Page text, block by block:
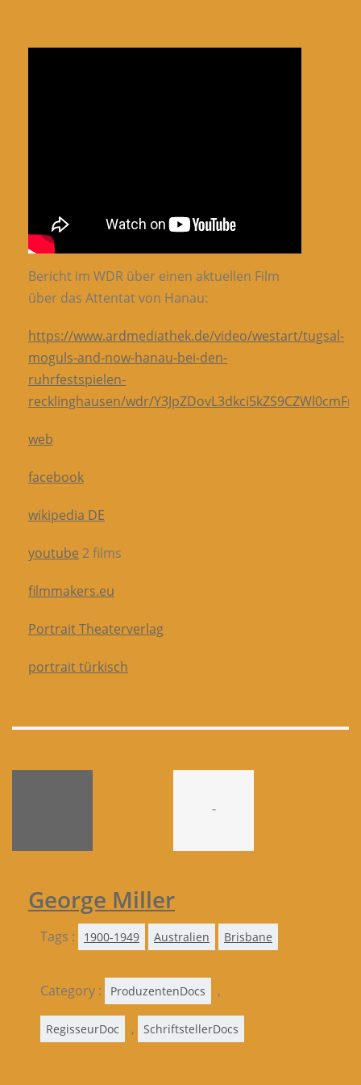
Bericht im WDR über einen aktuellen Film
über das Attentat von Hanau:
https://www.ardmediathek.de/video/westart/tugsal-
moguls-and-now-hanau-bei-den-
ruhrfestspielen-
recklinghausen/wdr/
web
facebook
wikipedia DE
youtube 2 films
filmmakers.eu
Portrait Theaterverlag
portrait türkisch
-
George Miller
Tags : 1900-1949 Australien Brisbane
Category : ProduzentenDocs ,
RegisseurDoc , SchriftstellerDocs